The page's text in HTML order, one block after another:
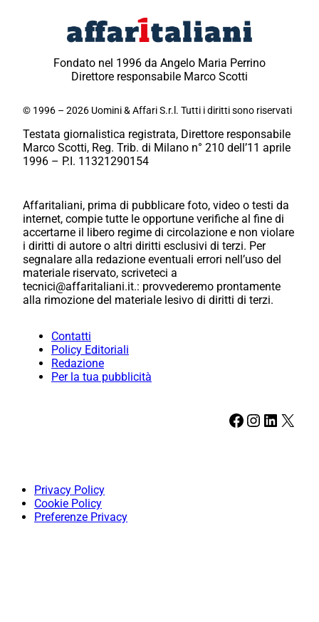
Fondato nel 1996 da Angelo Maria Perrino
Direttore responsabile Marco Scotti
© 1996 – 2026 Uomini & Affari S.r.l. Tutti i diritti sono riservati
Testata giornalistica registrata, Direttore responsabile
Marco Scotti, Reg. Trib. di Milano n° 210 dell’11 aprile
1996 – P.I. 11321290154
Affaritaliani, prima di pubblicare foto, video o testi da
internet, compie tutte le opportune verifiche al fine di
accertarne il libero regime di circolazione e non violare
i diritti di autore o altri diritti esclusivi di terzi. Per
segnalare alla redazione eventuali errori nell’uso del
materiale riservato, scriveteci a
tecnici@affaritaliani.it.: provvederemo prontamente
alla rimozione del materiale lesivo di diritti di terzi.
Contatti
Policy Editoriali
Redazione
Per la tua pubblicità
Facebook Instagram LinkedIn X
Privacy Policy
Cookie Policy
Preferenze Privacy